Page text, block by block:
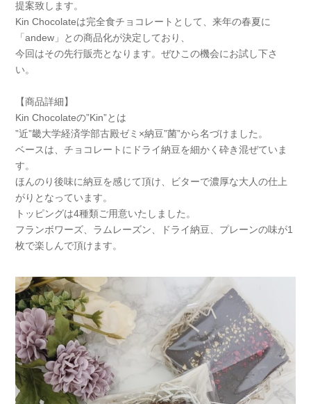
提案致します。
Kin Chocolateは完全食チョコレートとして、来年の春夏に
「andew」との商品化が決定しており、
今回はその先行販売となります。ぜひこの機会にお試し下さ
い。
【商品詳細】
Kin Chocolateの”Kin”とは
”近”畿大学経済学部古殿ゼミ×納豆”菌”から名づけました。
ベースは、チョコレートにドライ納豆を細かく砕き混ぜていま
す。
ほんのり後味に納豆を感じて頂け、ビターで濃厚な大人の仕上
がりとなっています。
トッピングは4種類ご用意いたしました。
フランボワーズ、ラムレーズン、ドライ納豆、プレーンの味が1
枚で楽しんで頂けます。